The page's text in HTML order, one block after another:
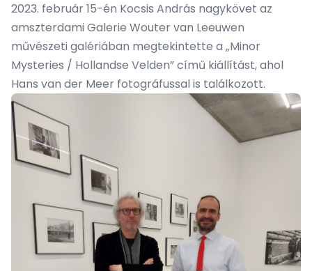
2023. február 15-én Kocsis András nagykövet az
amszterdami Galerie Wouter van Leeuwen
művészeti galériában megtekintette a „Minor
Mysteries / Hollandse Velden” című kiállítást, ahol
Hans van der Meer fotográfussal is találkozott.